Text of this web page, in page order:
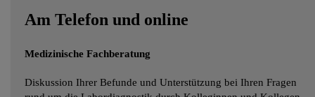
Am Telefon und online
Medizinische Fachberatung
Diskussion Ihrer Befunde und Unterstützung bei Ihren Fragen